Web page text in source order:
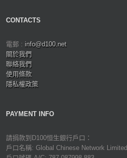
CONTACTS
電郵 : info@d100.net
關於我們
聯絡我們
使用條款
隱私權政策
PAYMENT INFO
請捐款到D100恒生銀行戶口：
戶口名稱: Global Chinese Network Limited